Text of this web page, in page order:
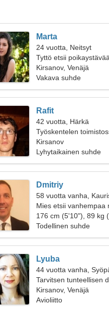
Marta
24 vuotta, Neitsyt
Tyttö etsii poikaystävää
Kirsanov, Venäjä
Vakava suhde
Rafit
42 vuotta, Härkä
Työskentelen
naisen
Kirsanov
Lyhytaikainen suhde
Dmitriy
58 vuotta vanha,
Mies etsii vanhempaa
176 cm (5'10"), 89 kg
Todellinen suhde
Lyuba
44 vuotta vanha,
Tarvitsen tunteellisen
Kirsanov, Venäjä
Avioliitto